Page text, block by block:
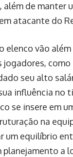
além de manter
atacante do
elenco vão
como
seu alto
influência no
se insere em
na
um equilíbrio
planejamento a